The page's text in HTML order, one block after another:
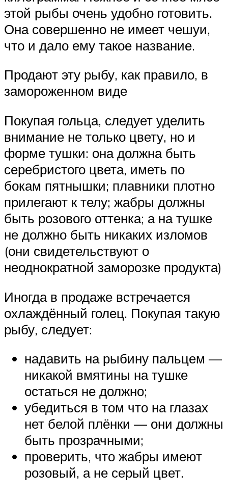
этой рыбы очень удобно готовить.
Она совершенно не имеет чешуи,
что и дало ему такое название.
Продают эту рыбу, как правило, в
замороженном виде
Покупая гольца, следует уделить
внимание не только цвету, но и
форме тушки: она должна быть
серебристого цвета, иметь по
бокам пятнышки; плавники плотно
прилегают к телу; жабры должны
быть розового оттенка; а на тушке
не должно быть никаких изломов
(они свидетельствуют о
неоднократной заморозке продукта)
Иногда в продаже встречается
охлаждённый голец. Покупая такую
рыбу, следует:
надавить на рыбину пальцем —
никакой вмятины на тушке
остаться не должно;
убедиться в том что на глазах
нет белой плёнки — они должны
быть прозрачными;
проверить, что жабры имеют
розовый, а не серый цвет.